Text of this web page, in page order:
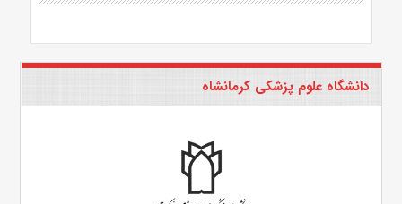
دانشگاه علوم پزشکی کرمانشاه